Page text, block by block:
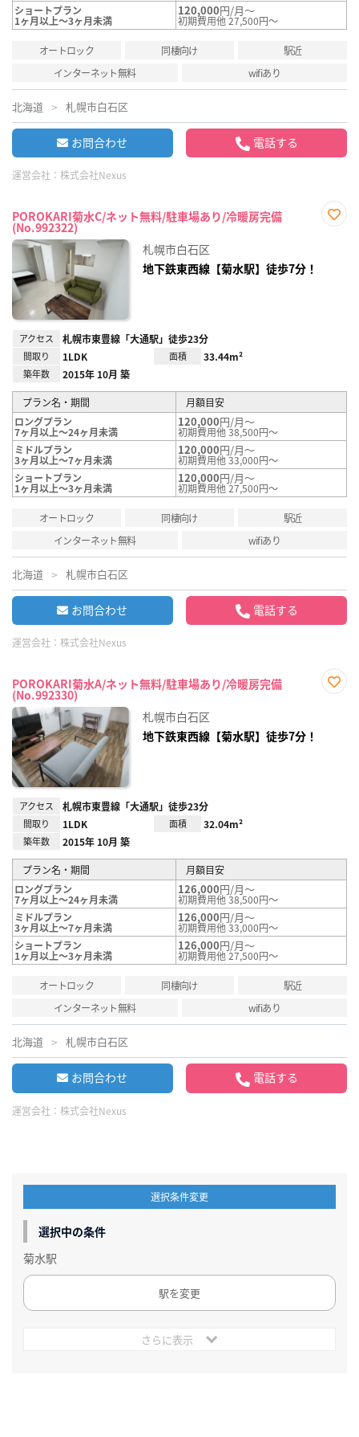
ショートプラン
1ヶ月以上～3ヶ月未満
120,000円/月～
初期費用他 27,500円～
オートロック 同棲向け
駅近
インターネット無料
wifiあり
北海道 札幌市白石区
お問合わせ 電話する
運営会社： 株式会社Nexus
POROKARI菊水C/ネット無料/駐車場あり/冷暖房完備
(No.992322)
札幌市白石区
地下鉄東西線【菊水駅】徒歩7分！
アクセス 札幌市東豊線「大通駅」徒歩23分
間取り 1LDK 面積 33.44m²
築年数 2015年 10月 築
プラン名・期間
月額目安
ロングプラン
7ヶ月以上～24ヶ月未満
120,000円/月～
初期費用他 38,500円～
ミドルプラン
3ヶ月以上～7ヶ月未満
120,000円/月～
初期費用他 33,000円～
ショートプラン
1ヶ月以上～3ヶ月未満
120,000円/月～
初期費用他 27,500円～
オートロック 同棲向け
駅近
インターネット無料
wifiあり
北海道 札幌市白石区
お問合わせ 電話する
運営会社： 株式会社Nexus
POROKARI菊水A/ネット無料/駐車場あり/冷暖房完備
(No.992330)
札幌市白石区
地下鉄東西線【菊水駅】徒歩7分！
アクセス 札幌市東豊線「大通駅」徒歩23分
間取り 1LDK 面積 32.04m²
築年数 2015年 10月 築
プラン名・期間
月額目安
ロングプラン
7ヶ月以上～24ヶ月未満
126,000円/月～
初期費用他 38,500円～
ミドルプラン
3ヶ月以上～7ヶ月未満
126,000円/月～
初期費用他 33,000円～
ショートプラン
1ヶ月以上～3ヶ月未満
126,000円/月～
初期費用他 27,500円～
オートロック 同棲向け
駅近
インターネット無料
wifiあり
北海道 札幌市白石区
お問合わせ 電話する
運営会社： 株式会社Nexus
選択条件変更
選択中の条件
菊水駅
駅を変更
さらに表示